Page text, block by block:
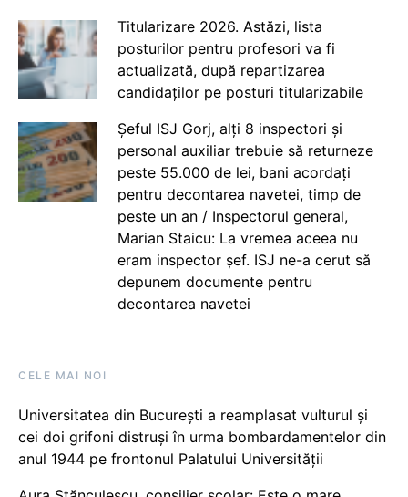
Titularizare 2026. Astăzi, lista
posturilor pentru profesori va fi
actualizată, după repartizarea
candidaților pe posturi titularizabile
Șeful ISJ Gorj, alți 8 inspectori și
personal auxiliar trebuie să returneze
peste 55.000 de lei, bani acordați
pentru decontarea navetei, timp de
peste un an / Inspectorul general,
Marian Staicu: La vremea aceea nu
eram inspector șef. ISJ ne-a cerut să
depunem documente pentru
decontarea navetei
CELE MAI NOI
Universitatea din București a reamplasat vulturul și
cei doi grifoni distruși în urma bombardamentelor din
anul 1944 pe frontonul Palatului Universității